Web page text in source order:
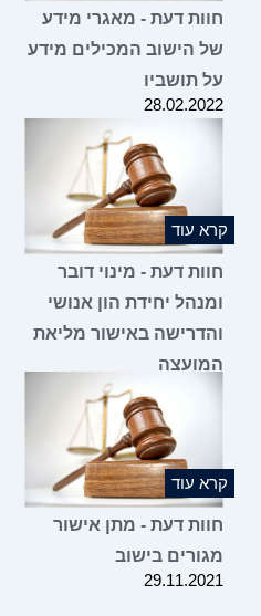
חוות דעת - מאגרי מידע
של הישוב המכילים מידע
על תושביו
28.02.2022
קרא עוד
חוות דעת - מינוי דובר
ומנהל יחידת הון אנושי
והדרישה באישור מליאת
המועצה
קרא עוד
חוות דעת - מתן אישור
מגורים בישוב
29.11.2021